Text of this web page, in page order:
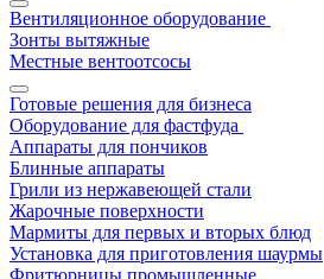
Вентиляционное оборудование
Зонты вытяжные
Местные вентоотсосы
Готовые решения для бизнеса
Оборудование для фастфуда
Аппараты для пончиков
Блинные аппараты
Грили из нержавеющей стали
Жарочные поверхности
Мармиты для первых и вторых блюд
Установка для приготовления шаурмы
Фритюрницы промышленные